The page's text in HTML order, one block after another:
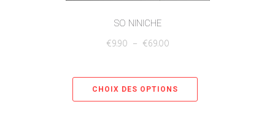
SO NINICHE
€9.90 – €69.00
CHOIX DES OPTIONS